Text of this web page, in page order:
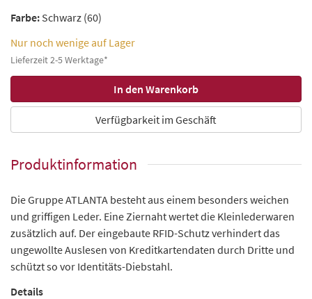
Farbe: Schwarz (60)
Nur noch wenige auf Lager
Lieferzeit 2-5 Werktage*
Verfügbarkeit im Geschäft
Produktinformation
Die Gruppe ATLANTA besteht aus einem besonders weichen
und griffigen Leder. Eine Ziernaht wertet die Kleinlederwaren
zusätzlich auf. Der eingebaute RFID-Schutz verhindert das
ungewollte Auslesen von Kreditkartendaten durch Dritte und
schützt so vor Identitäts-Diebstahl.
Details